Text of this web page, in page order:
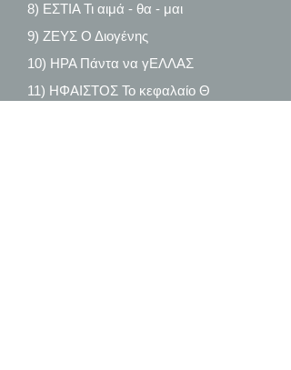
8) ΕΣΤΙΑ Τι αιμά - θα - μαι
9) ΖΕΥΣ Ο Διογένης
10) ΗΡΑ Πάντα να γΕΛΛΑΣ
11) ΗΦΑΙΣΤΟΣ Το κεφαλαίο Θ